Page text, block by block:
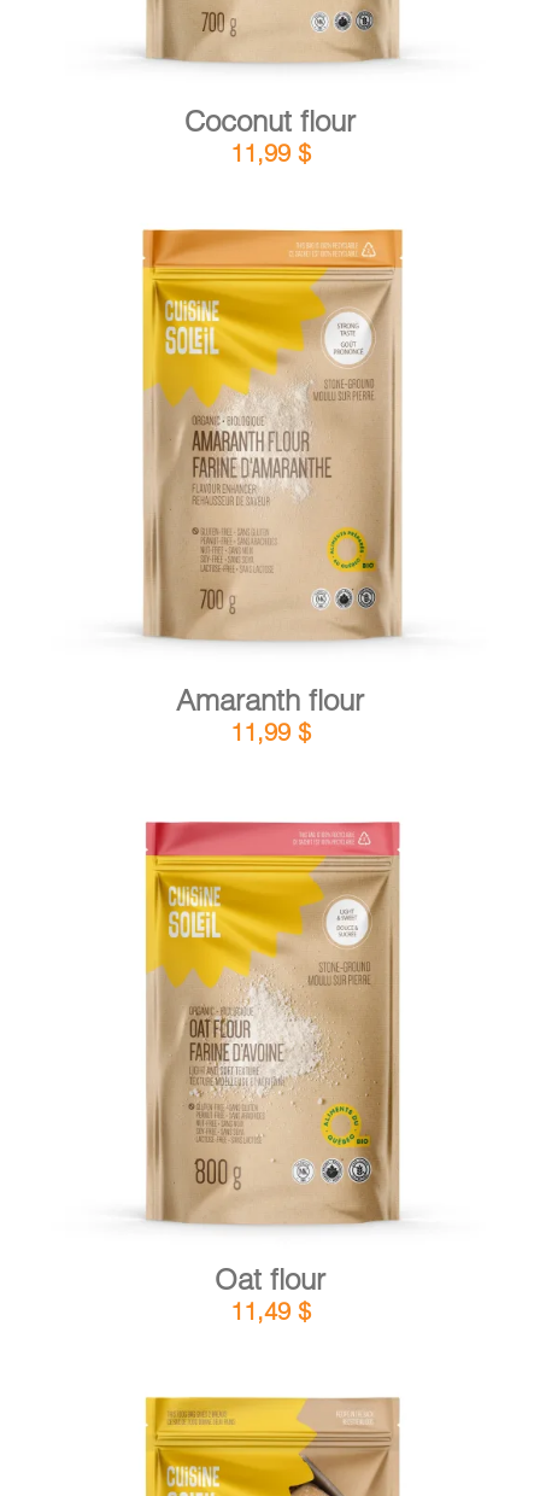
Coconut flour
11,99 $
ADD TO CART / DETAILS
Amaranth flour
11,99 $
ADD TO CART DETAILS
Oat flour
11,49 $